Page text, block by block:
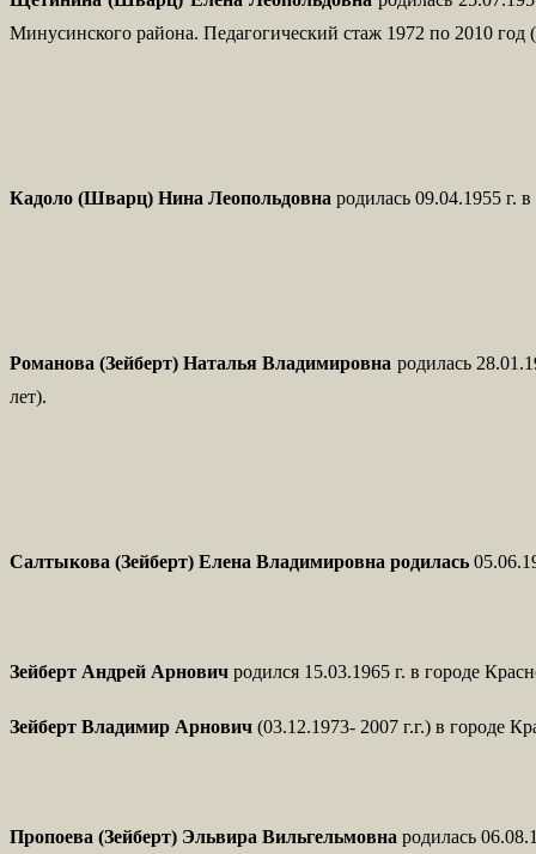
Минусинского района. Педагогический стаж 1972 по 2010 год
Кадоло (Шварц) Нина Леопольдовна родилась 09.04.1955 г.
Романова (Зейберт) Наталья Владимировна родилась
лет).
Салтыкова (Зейберт) Елена Владимировна родилась
Зейберт Андрей Арнович родился 15.03.1965 г. в городе
Зейберт Владимир Арнович (03.12.1973- 2007 г.г.) в городе
Пропоева (Зейберт) Эльвира Вильгельмовна родилась